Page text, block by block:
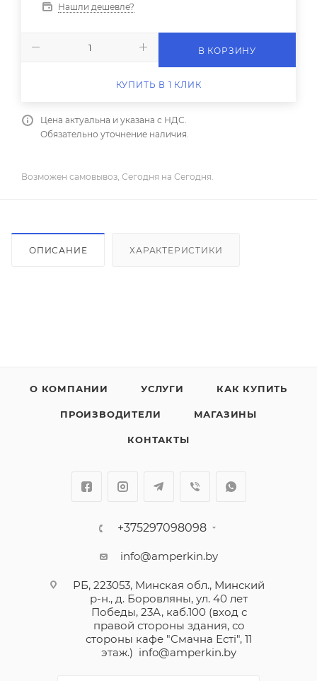
Нашли дешевле?
В КОРЗИНУ
КУПИТЬ В 1 КЛИК
Цена актуальна и указана с НДС.
Обязательно уточнение наличия.
Возможен самовывоз, Сегодня на Сегодня.
ОПИСАНИЕ ХАРАКТЕРИСТИКИ
О КОМПАНИИ УСЛУГИ КАК КУПИТЬ
ПРОИЗВОДИТЕЛИ МАГАЗИНЫ
КОНТАКТЫ
+375297098098
info@amperkin.by
РБ, 223053, Минская обл., Минский
р-н., д. Боровляны, ул. 40 лет
Победы, 23А, каб.100 (вход с
правой стороны здания, со
стороны кафе "Смачна Естi", 11
этаж.) info@amperkin.by